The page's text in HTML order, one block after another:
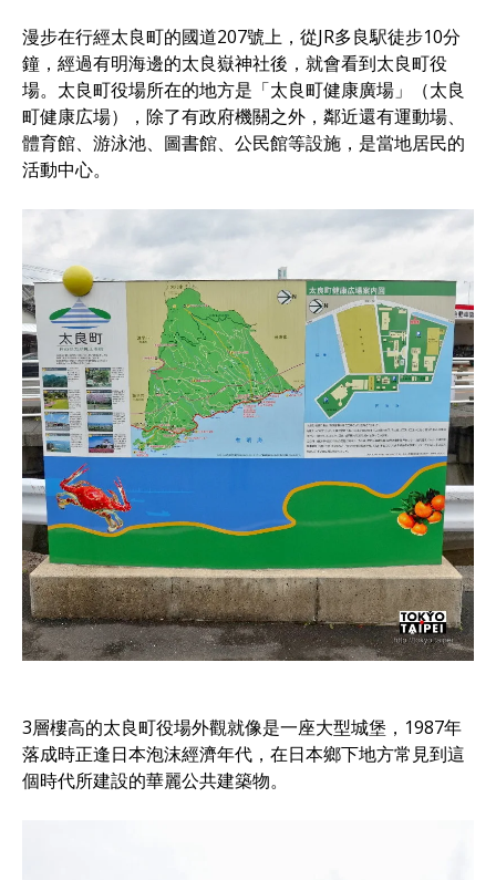
漫步在行經太良町的國道207號上，從JR多良駅徒步10分
鐘，經過有明海邊的太良嶽神社後，就會看到太良町役
場。太良町役場所在的地方是「太良町健康廣場」（太良
町健康広場），除了有政府機關之外，鄰近還有運動場、
體育館、游泳池、圖書館、公民館等設施，是當地居民的
活動中心。
3層樓高的太良町役場外觀就像是一座大型城堡，1987年
落成時正逢日本泡沫經濟年代，在日本鄉下地方常見到這
個時代所建設的華麗公共建築物。